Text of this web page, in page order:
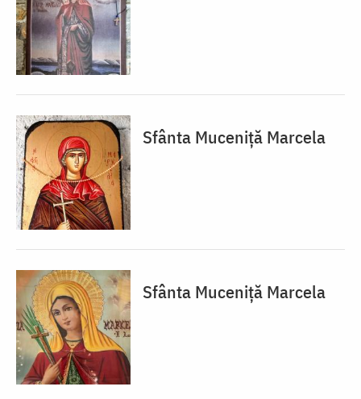
Sfânta Muceniță Marcela
Sfânta Muceniță Marcela